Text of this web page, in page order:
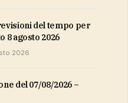
8 agosto 2026
2026